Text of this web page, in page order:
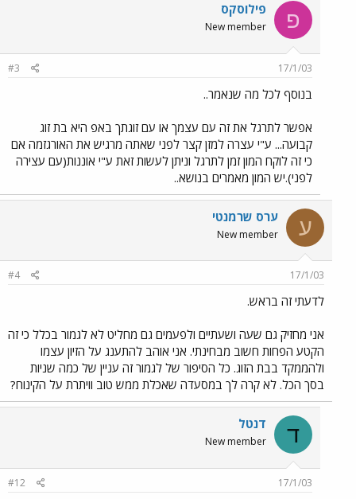
פ פילוסקס
New member
17/1/03
#3
בנוסף לכל מה שנאמר..
אפשר לתרגל את זה עם עצמך או עם זוגתך באפ היא בת זוג
קבועה... ע"י עצרה למזן קצר לפני שאתה מרגיש את האורגזמה אם
כי זה לוקח המון זמן לתרגל וניתן לעשות זאת ע"י אוננות(עם עצירה
לפני).יש המון מאמרים בנושא..
ע ערס שרמנטי
New member
17/1/03
#4
לדעתי זה בראש.
אני מחזיק גם שעה ושעתיים ולפעמים גם מחליט לא לגמור בכלל כי זה
הקטע הפחות חשוב מבחינתי. אני אוהב להתענג על הזיון עצמו
ולהממקד בבת הזוג. כל הסיפור של לגמור זה עניין של כמה שניות
בסך הכל. לא קרה לך במסעדה שאכלת ממש טוב וויתרת על הקינוח?
ד דנטל
New member
17/1/03
#12